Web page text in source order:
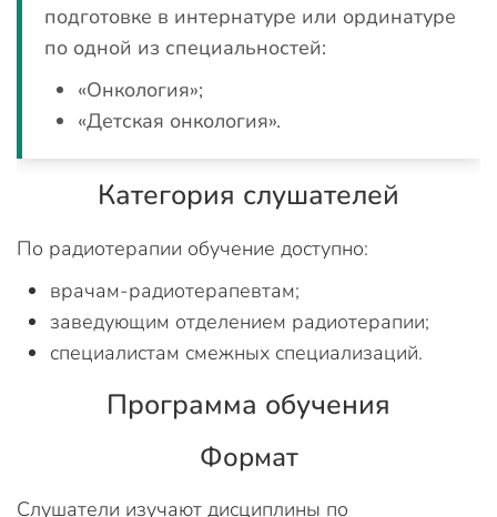
подготовке в интернатуре или ординатуре
по одной из специальностей:
«Онкология»;
«Детская онкология».
Категория слушателей
По радиотерапии обучение доступно:
врачам-радиотерапевтам;
заведующим отделением радиотерапии;
специалистам смежных специализаций.
Программа обучения
Формат
Слушатели изучают дисциплины по